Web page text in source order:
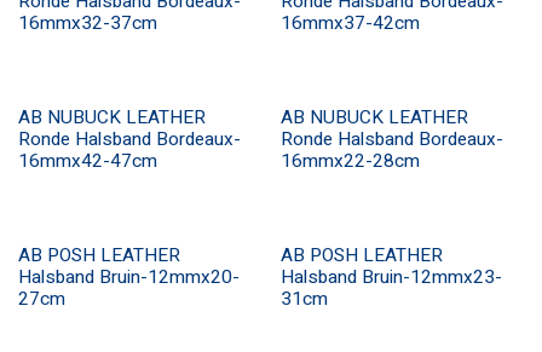
16mmx32-37cm
16mmx37-42cm
AB NUBUCK LEATHER
Ronde Halsband Bordeaux-
16mmx42-47cm
AB NUBUCK LEATHER
Ronde Halsband Bordeaux-
16mmx22-28cm
AB POSH LEATHER
Halsband Bruin-12mmx20-
27cm
AB POSH LEATHER
Halsband Bruin-12mmx23-
31cm